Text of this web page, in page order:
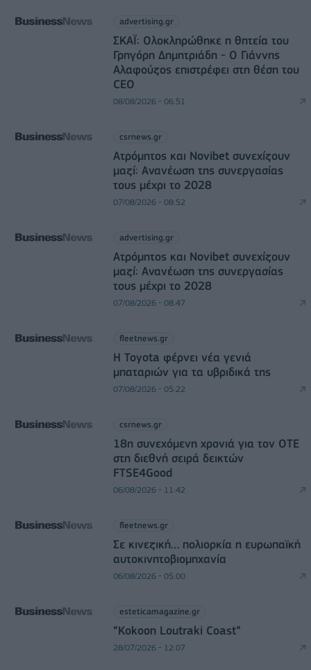
advertising.gr
ΣΚΑΪ: Ολοκληρώθηκε η θητεία του
Γρηγόρη Δημητριάδη - Ο Γιάννης
Αλαφούζος επιστρέφει στη θέση του
CEO
08/08/2026 - 06:51
csrnews.gr
Ατρόμητος και Novibet συνεχίζουν
μαζί: Ανανέωση της συνεργασίας
τους μέχρι το 2028
07/08/2026 - 08:52
advertising.gr
Ατρόμητος και Novibet συνεχίζουν
μαζί: Ανανέωση της συνεργασίας
τους μέχρι το 2028
07/08/2026 - 08:47
fleetnews.gr
Η Toyota φέρνει νέα γενιά
μπαταριών για τα υβριδικά της
07/08/2026 - 05:22
csrnews.gr
18η συνεχόμενη χρονιά για τον ΟΤΕ
στη διεθνή σειρά δεικτών
FTSE4Good
06/08/2026 - 11:42
fleetnews.gr
Σε κινεζική… πολιορκία η ευρωπαϊκή
αυτοκινητοβιομηχανία
06/08/2026 - 05:00
esteticamagazine.gr
“Kokoon Loutraki Coast”
28/07/2026 - 12:07